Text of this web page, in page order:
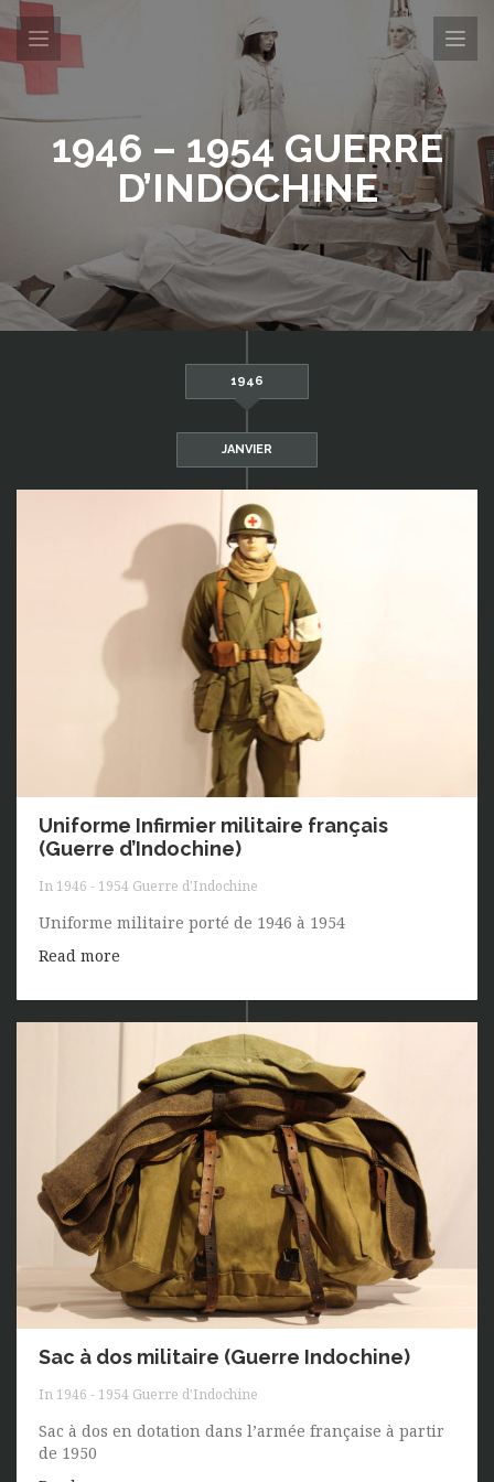
1946 – 1954 GUERRE
D’INDOCHINE
1946
JANVIER
Uniforme Infirmier militaire français
(Guerre d’Indochine)
In 1946 - 1954 Guerre d'Indochine
Uniforme militaire porté de 1946 à 1954
Read more
Sac à dos militaire (Guerre Indochine)
In 1946 - 1954 Guerre d'Indochine
Sac à dos en dotation dans l’armée française à partir
de 1950